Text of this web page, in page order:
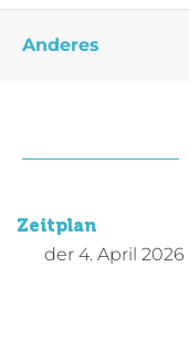
Anderes
Zeitplan
der 4. April 2026